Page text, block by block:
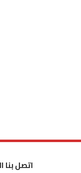
اتصل بنا